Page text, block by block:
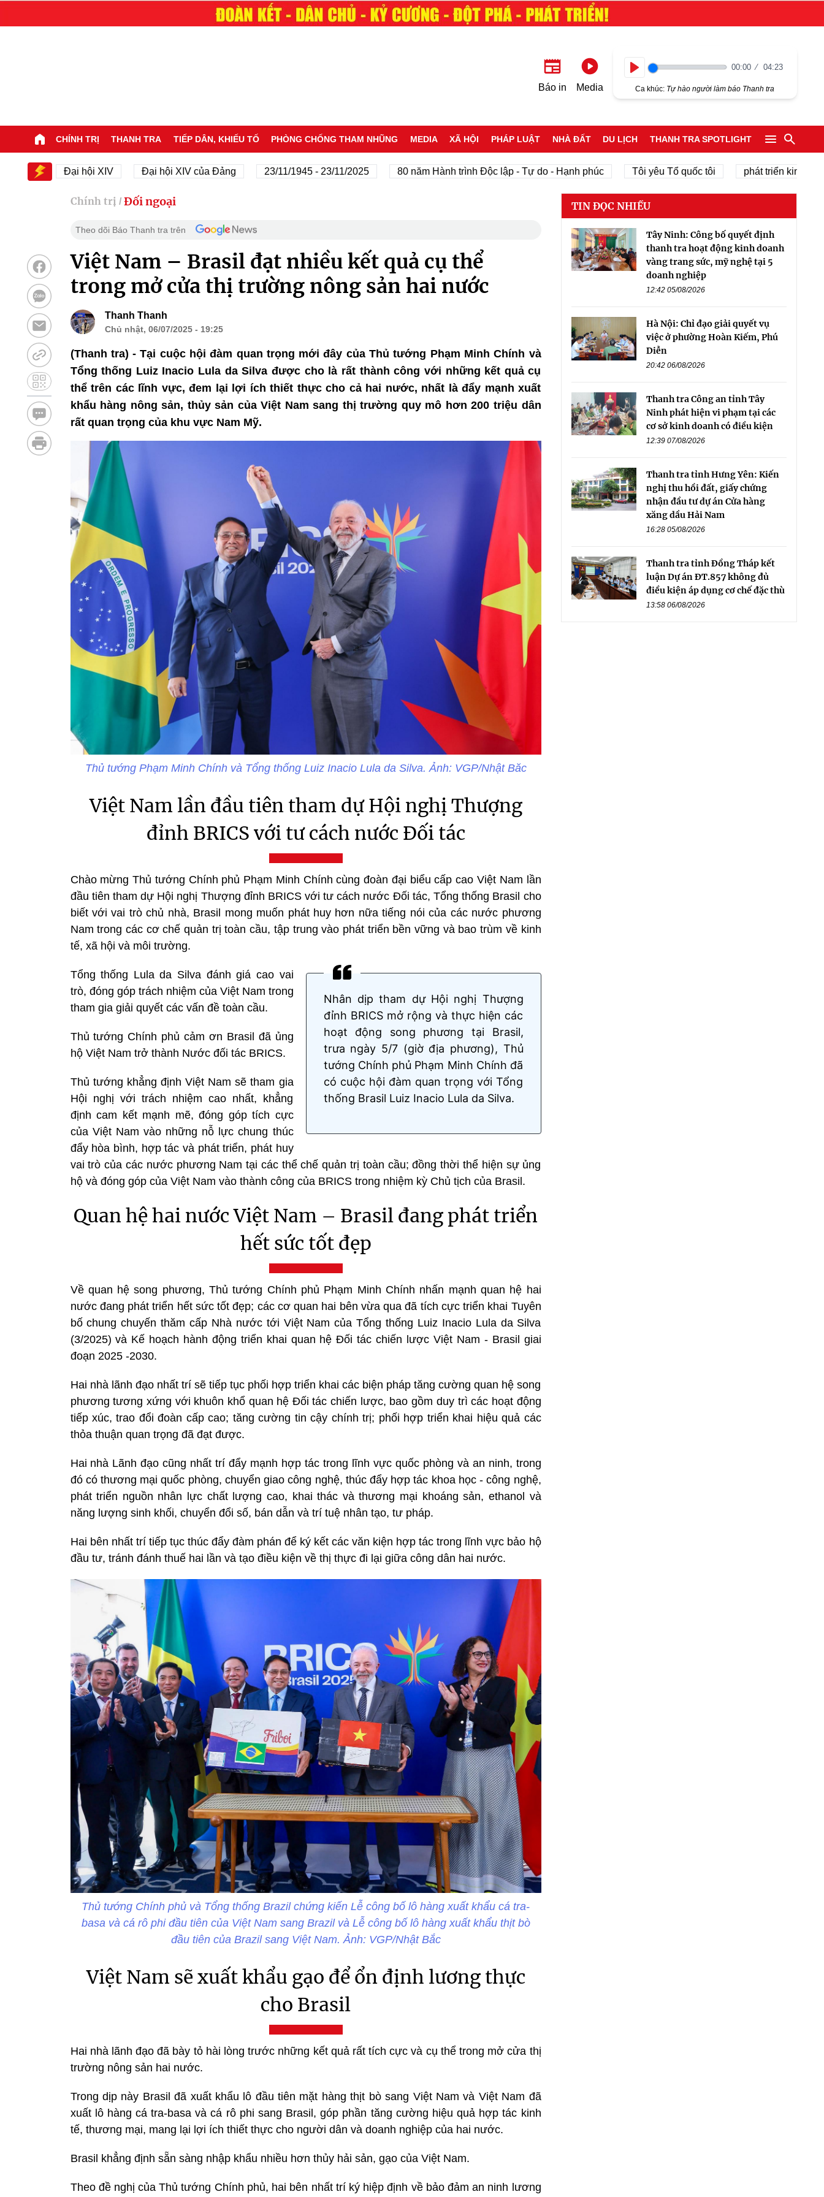
Báo in Media
00:00 04:23
Ca khúc: Tự hào người làm báo Thanh tra
CHÍNH TRỊ THANH TRA TIẾP DÂN, KHIẾU TỐ PHÒNG CHỐNG THAM NHŨNG MEDIA XÃ HỘI PHÁP LUẬT NHÀ ĐẤT DU LỊCH THANH TRA SPOTLIGHT
Đại hội XIV Đại hội XIV của Đảng 23/11/1945 - 23/11/2025 80 năm Hành trình Độc lập - Tự do - Hạnh phúc Tôi yêu Tổ quốc tôi phát triển kinh tế tư
Chính trị / Đối ngoại
Theo dõi Báo Thanh tra trên
Việt Nam – Brasil đạt nhiều kết quả cụ thể
trong mở cửa thị trường nông sản hai nước
Thanh Thanh
Chủ nhật, 06/07/2025 - 19:25
(Thanh tra) - Tại cuộc hội đàm quan trọng mới đây của Thủ tướng Phạm Minh Chính và
Tổng thống Luiz Inacio Lula da Silva được cho là rất thành công với những kết quả cụ
thể trên các lĩnh vực, đem lại lợi ích thiết thực cho cả hai nước, nhất là đẩy mạnh xuất
khẩu hàng nông sản, thủy sản của Việt Nam sang thị trường quy mô hơn 200 triệu dân
rất quan trọng của khu vực Nam Mỹ.
Thủ tướng Phạm Minh Chính và Tổng thống Luiz Inacio Lula da Silva. Ảnh: VGP/Nhật Băc
Việt Nam lần đầu tiên tham dự Hội nghị Thượng
đỉnh BRICS với tư cách nước Đối tác
Chào mừng Thủ tướng Chính phủ Phạm Minh Chính cùng đoàn đại biểu cấp cao Việt Nam lần
đầu tiên tham dự Hội nghị Thượng đỉnh BRICS với tư cách nước Đối tác, Tổng thống Brasil cho
biết với vai trò chủ nhà, Brasil mong muốn phát huy hơn nữa tiếng nói của các nước phương
Nam trong các cơ chế quản trị toàn cầu, tập trung vào phát triển bền vững và bao trùm về kinh
tế, xã hội và môi trường.
Nhân dịp tham dự Hội nghị Thượng
đỉnh BRICS mở rộng và thực hiện các
hoạt động song phương tại Brasil,
trưa ngày 5/7 (giờ địa phương), Thủ
tướng Chính phủ Phạm Minh Chính đã
có cuộc hội đàm quan trọng với Tổng
thống Brasil Luiz Inacio Lula da Silva.
Tổng thống Lula da Silva đánh giá cao vai
trò, đóng góp trách nhiệm của Việt Nam trong
tham gia giải quyết các vấn đề toàn cầu.
Thủ tướng Chính phủ cảm ơn Brasil đã ủng
hộ Việt Nam trở thành Nước đối tác BRICS.
Thủ tướng khẳng định Việt Nam sẽ tham gia
Hội nghị với trách nhiệm cao nhất, khẳng
định cam kết mạnh mẽ, đóng góp tích cực
của Việt Nam vào những nỗ lực chung thúc
đẩy hòa bình, hợp tác và phát triển, phát huy
vai trò của các nước phương Nam tại các thể chế quản trị toàn cầu; đồng thời thể hiện sự ủng
hộ và đóng góp của Việt Nam vào thành công của BRICS trong nhiệm kỳ Chủ tịch của Brasil.
Quan hệ hai nước Việt Nam – Brasil đang phát triển
hết sức tốt đẹp
Về quan hệ song phương, Thủ tướng Chính phủ Phạm Minh Chính nhấn mạnh quan hệ hai
nước đang phát triển hết sức tốt đẹp; các cơ quan hai bên vừa qua đã tích cực triển khai Tuyên
bố chung chuyến thăm cấp Nhà nước tới Việt Nam của Tổng thống Luiz Inacio Lula da Silva
(3/2025) và Kế hoạch hành động triển khai quan hệ Đối tác chiến lược Việt Nam - Brasil giai
đoạn 2025 -2030.
Hai nhà lãnh đạo nhất trí sẽ tiếp tục phối hợp triển khai các biện pháp tăng cường quan hệ song
phương tương xứng với khuôn khổ quan hệ Đối tác chiến lược, bao gồm duy trì các hoạt động
tiếp xúc, trao đổi đoàn cấp cao; tăng cường tin cậy chính trị; phối hợp triển khai hiệu quả các
thỏa thuận quan trọng đã đạt được.
Hai nhà Lãnh đạo cũng nhất trí đẩy mạnh hợp tác trong lĩnh vực quốc phòng và an ninh, trong
đó có thương mại quốc phòng, chuyển giao công nghệ, thúc đẩy hợp tác khoa học - công nghệ,
phát triển nguồn nhân lực chất lượng cao, khai thác và thương mại khoáng sản, ethanol và
năng lượng sinh khối, chuyển đổi số, bán dẫn và trí tuệ nhân tạo, tư pháp.
Hai bên nhất trí tiếp tục thúc đẩy đàm phán để ký kết các văn kiện hợp tác trong lĩnh vực bảo hộ
đầu tư, tránh đánh thuế hai lần và tạo điều kiện về thị thực đi lại giữa công dân hai nước.
Thủ tướng Chính phủ và Tổng thống Brazil chứng kiến Lễ công bố lô hàng xuất khẩu cá tra-
basa và cá rô phi đầu tiên của Việt Nam sang Brazil và Lễ công bố lô hàng xuất khẩu thịt bò
đầu tiên của Brazil sang Việt Nam. Ảnh: VGP/Nhật Bắc
Việt Nam sẽ xuất khẩu gạo để ổn định lương thực
cho Brasil
Hai nhà lãnh đạo đã bày tỏ hài lòng trước những kết quả rất tích cực và cụ thể trong mở cửa thị
trường nông sản hai nước.
Trong dịp này Brasil đã xuất khẩu lô đầu tiên mặt hàng thịt bò sang Việt Nam và Việt Nam đã
xuất lô hàng cá tra-basa và cá rô phi sang Brasil, góp phần tăng cường hiệu quả hợp tác kinh
tế, thương mại, mang lại lợi ích thiết thực cho người dân và doanh nghiệp của hai nước.
Brasil khẳng định sẵn sàng nhập khẩu nhiều hơn thủy hải sản, gạo của Việt Nam.
Theo đề nghị của Thủ tướng Chính phủ, hai bên nhất trí ký hiệp định về bảo đảm an ninh lương
TIN ĐỌC NHIỀU
Tây Ninh: Công bố quyết định
thanh tra hoạt động kinh doanh
vàng trang sức, mỹ nghệ tại 5
doanh nghiệp
12:42 05/08/2026
Hà Nội: Chỉ đạo giải quyết vụ
việc ở phường Hoàn Kiếm, Phú
Diễn
20:42 06/08/2026
Thanh tra Công an tỉnh Tây
Ninh phát hiện vi phạm tại các
cơ sở kinh doanh có điều kiện
12:39 07/08/2026
Thanh tra tỉnh Hưng Yên: Kiến
nghị thu hồi đất, giấy chứng
nhận đầu tư dự án Cửa hàng
xăng dầu Hải Nam
16:28 05/08/2026
Thanh tra tỉnh Đồng Tháp kết
luận Dự án ĐT.857 không đủ
điều kiện áp dụng cơ chế đặc thù
13:58 06/08/2026